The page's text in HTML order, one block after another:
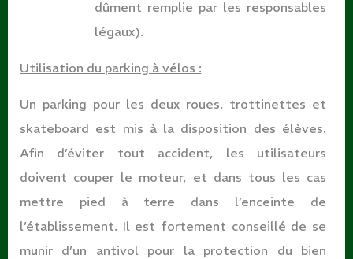
dûment remplie par les responsables
légaux).
Utilisation du parking à vélos :
Un parking pour les deux roues, trottinettes et
skateboard est mis à la disposition des élèves.
Afin d’éviter tout accident, les utilisateurs
doivent couper le moteur, et dans tous les cas
mettre pied à terre dans l’enceinte de
l’établissement. Il est fortement conseillé de se
munir d’un antivol pour la protection du bien